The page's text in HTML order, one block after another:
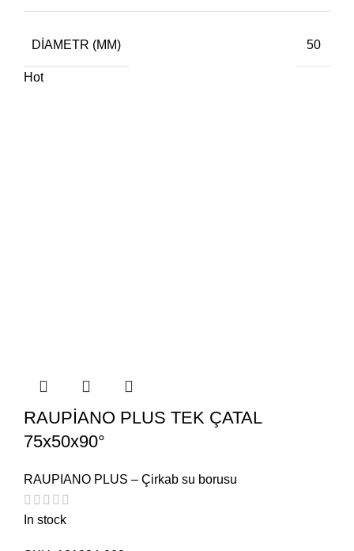
DIAMETR (MM) 50
Hot
RAUPİANO PLUS TEK ÇATAL
75x50x90°
RAUPIANO PLUS – Çirkab su borusu
In stock